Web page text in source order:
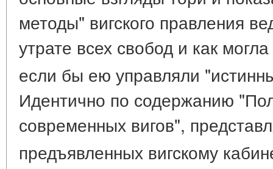
методы" вигского правления
утрате всех свобод и как
если бы ею управляли
Идентично по содержанию
современных вигов",
предъявленных вигскому